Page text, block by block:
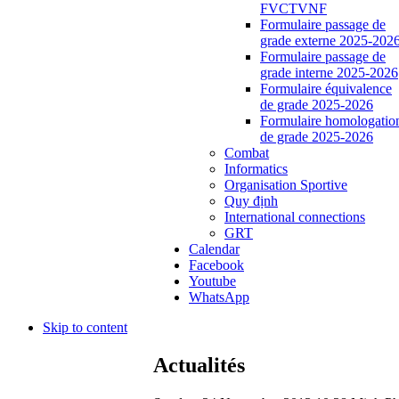
FVCTVNF
Formulaire passage de
grade externe 2025-
Formulaire passage de
grade interne 2025-2026
Formulaire équivalence
de grade 2025-2026
Formulaire
de grade 2025-2026
Combat
Informatics
Organisation Sportive
Quy định
International connections
GRT
Calendar
Facebook
Youtube
WhatsApp
Skip to content
Actualités